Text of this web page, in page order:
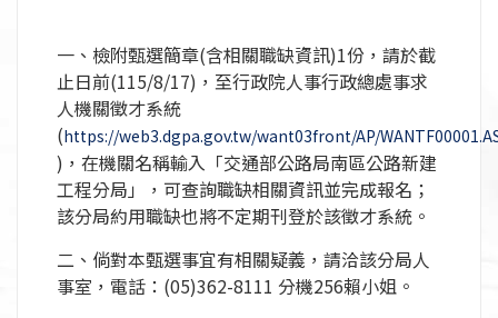
一、檢附甄選簡章(含相關職缺資訊)1份，請於截
止日前(115/8/17)，至行政院人事行政總處事求
人機關徵才系統
(https://web3.dgpa.gov.tw/want03front/AP/
)，在機關名稱輸入「交通部公路局南區公路新建
工程分局」，可查詢職缺相關資訊並完成報名；
該分局約用職缺也將不定期刊登於該徵才系統。
二、倘對本甄選事宜有相關疑義，請洽該分局人
事室，電話：(05)362-8111 分機256賴小姐。